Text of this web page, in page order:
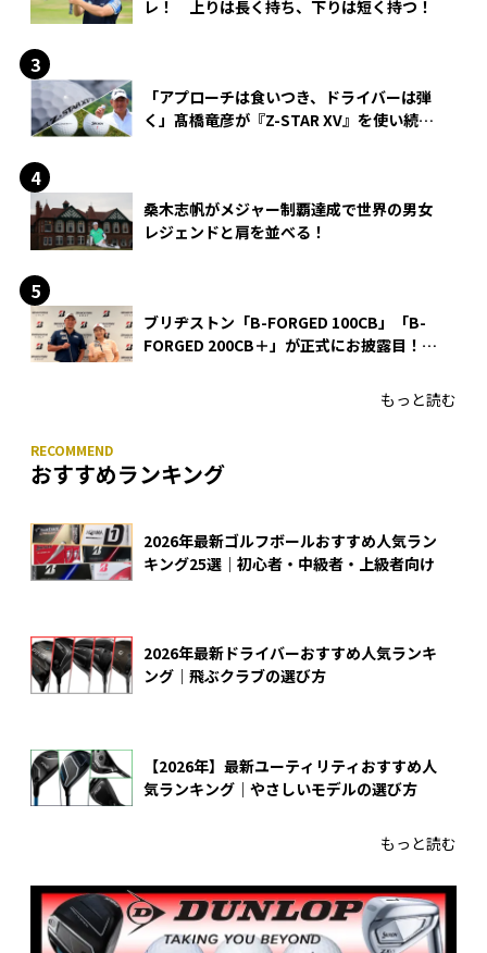
レ！ 上りは長く持ち、下りは短く持つ！
「アプローチは食いつき、ドライバーは弾
く」髙橋竜彦が『Z-STAR XV』を使い続け
桑木志帆がメジャー制覇達成で世界の男女
レジェンドと肩を並べる！
ブリヂストン「B-FORGED 100CB」「B-
FORGED 200CB＋」が正式にお披露目！
もっと読む
おすすめランキング
2026年最新ゴルフボールおすすめ人気ラン
キング25選｜初心者・中級者・上級者向け
2026年最新ドライバーおすすめ人気ランキ
ング｜飛ぶクラブの選び方
【2026年】最新ユーティリティおすすめ人
気ランキング｜やさしいモデルの選び方
もっと読む